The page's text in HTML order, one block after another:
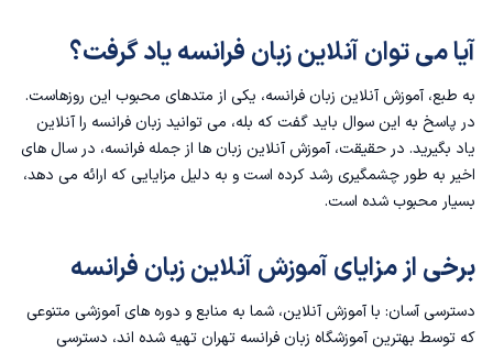
آیا می توان آنلاین زبان فرانسه یاد گرفت؟
به طبع،آموزش آنلاین زبان فرانسه، یکی از متدهای محبوب این روزهاست.
در پاسخ به این سوال باید گفت که بله، می توانید زبان فرانسه را آنلاین
یاد بگیرید. در حقیقت، آموزش آنلاین زبان ها از جمله فرانسه، در سال های
اخیر به طور چشمگیری رشد کرده است و به دلیل مزایایی که ارائه می دهد،
بسیار محبوب شده است.
برخی از مزایای آموزش آنلاین زبان فرانسه
دسترسی آسان: با آموزش آنلاین، شما به منابع و دوره های آموزشی متنوعی
که توسط بهترین آموزشگاه زبان فرانسه تهرانتهیه شده اند، دسترسی